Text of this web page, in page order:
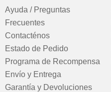
Ayuda / Preguntas
Frecuentes
Contacténos
Estado de Pedido
Programa de Recompensa
Envío y Entrega
Garantía y Devoluciones